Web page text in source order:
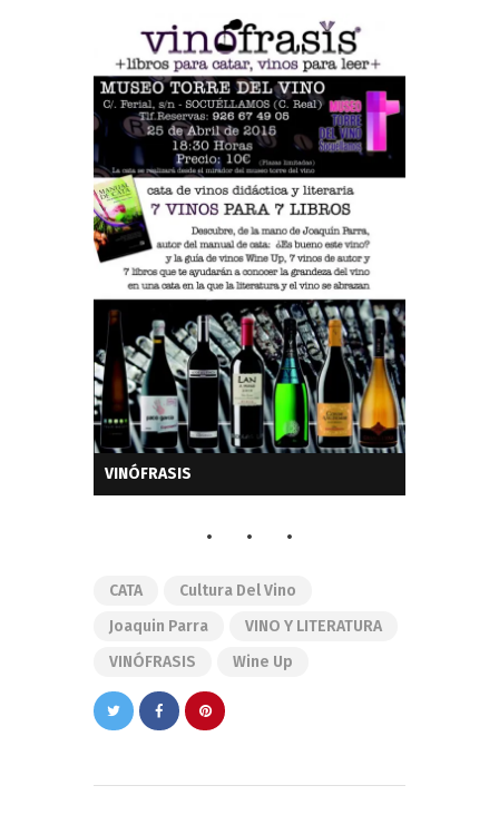
VINÓFRASIS
CATA
Cultura Del Vino
Joaquin Parra
VINO Y LITERATURA
VINÓFRASIS
Wine Up